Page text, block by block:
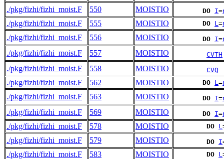
./pkg/fizhi/fizhi_moist.F 550 MOISTIO DO I=
./pkg/fizhi/fizhi_moist.F 555 MOISTIO DO L=
./pkg/fizhi/fizhi_moist.F 556 MOISTIO DO I=
./pkg/fizhi/fizhi_moist.F 557 MOISTIO CVTH
./pkg/fizhi/fizhi_moist.F 558 MOISTIO CVQ
./pkg/fizhi/fizhi_moist.F 562 MOISTIO DO L=
./pkg/fizhi/fizhi_moist.F 563 MOISTIO DO I=
./pkg/fizhi/fizhi_moist.F 569 MOISTIO DO I=
./pkg/fizhi/fizhi_moist.F 578 MOISTIO DO L
./pkg/fizhi/fizhi_moist.F 579 MOISTIO DO I
./pkg/fizhi/fizhi_moist.F 583 MOISTIO DO L